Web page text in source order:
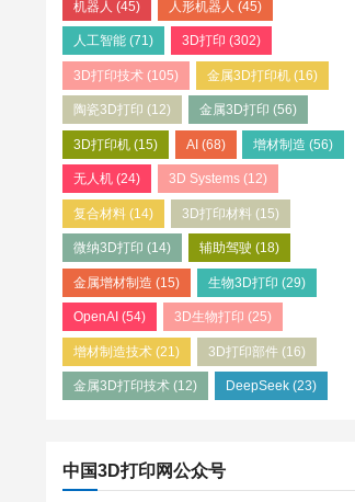
机器人 (45) 人形机器人 (45)
人工智能 (71) 3D打印 (302)
3D打印技术 (105) 金属3D打印机(16)
陶瓷3D打印 (12) 金属3D打印 (56)
3D打印机 (15) AI(68) 增材制造 (56)
无人机 (24) 3D Systems(12)
复合材料 (14) 3D打印材料 (15)
微纳3D打印 (14) 辅助驾驶 (18)
金属增材制造 (15) 生物3D打印 (29)
OpenAI (54) 3D生物打印 (25)
增材制造技术 (21) 3D打印部件(16)
金属3D打印技术 (12) DeepSeek(23)
中国3D打印网公众号